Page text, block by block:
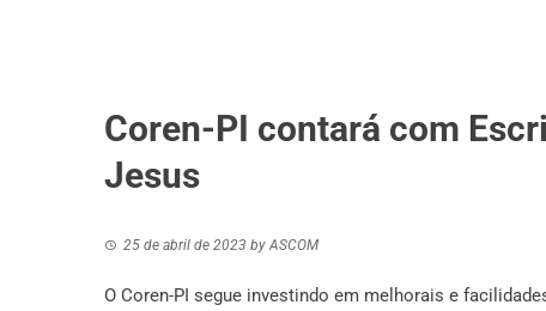
Coren-PI contará com
Jesus
25 de abril de 2023 byASCOM
O Coren-PI segue investindo em melhorais e